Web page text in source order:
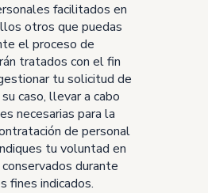
facilitados en
otros que puedas
el proceso de
tratados con el fin
tu solicitud de
caso, llevar a cabo
necesarias para la
de personal
tu voluntad en
durante
fines indicados.